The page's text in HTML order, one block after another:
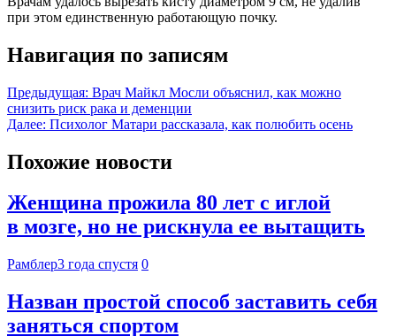
при этом единственную работающую почку.
Навигация по записям
Предыдущая: Врач Майкл Мосли объяснил, как можно
снизить риск рака и деменции
Далее: Психолог Матари рассказала, как полюбить осень
Похожие новости
Женщина прожила 80 лет с иглой
в мозге, но не рискнула ее вытащить
Рамблер3 года спустя 0
Назван простой способ заставить себя
заняться спортом